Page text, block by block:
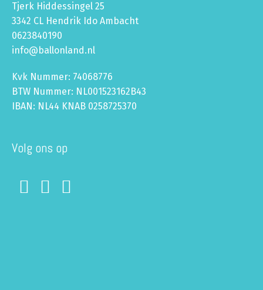
Tjerk Hiddessingel 25
3342 CL Hendrik Ido Ambacht
0623840190
info@ballonland.nl
Kvk Nummer: 74068776
BTW Nummer: NL001523162B43
IBAN: NL44 KNAB 0258725370
Volg ons op